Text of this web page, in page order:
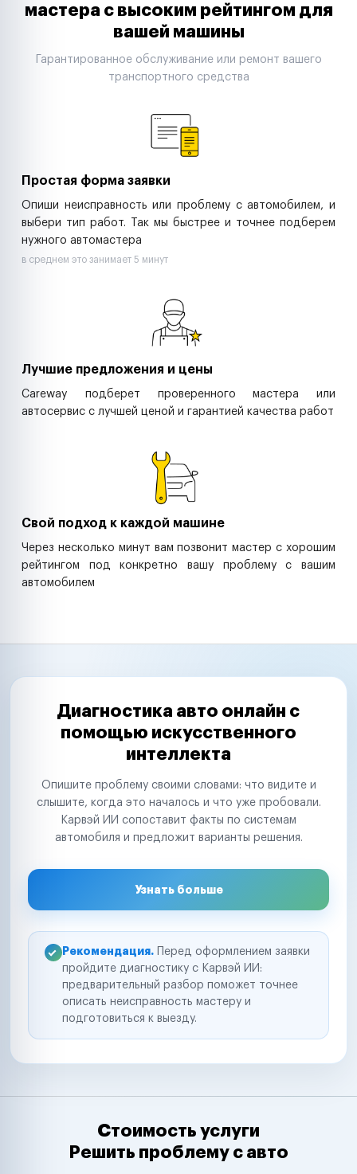
Автодилеры
Строительные компании
Аренда спецтехники
мастера с высоким рейтингом для
вашей машины
Гарантированное обслуживание или ремонт вашего
транспортного средства
Простая форма заявки
Опиши неисправность или проблему с автомобилем, и
выбери тип работ. Так мы быстрее и точнее подберем
нужного автомастера
в среднем это занимает 5 минут
Лучшие предложения и цены
Careway подберет проверенного мастера или
автосервис с лучшей ценой и гарантией качества работ
Свой подход к каждой машине
Через несколько минут вам позвонит мастер с хорошим
рейтингом под конкретно вашу проблему с вашим
автомобилем
Диагностика авто онлайн с
помощью искусственного
интеллекта
Опишите проблему своими словами: что видите и
слышите, когда это началось и что уже пробовали.
Карвэй ИИ сопоставит факты по системам
автомобиля и предложит варианты решения.
Узнать больше
Рекомендация. Перед оформлением заявки
пройдите диагностику с Карвэй ИИ:
предварительный разбор поможет точнее
описать неисправность мастеру и
подготовиться к выезду.
Стоимость услуги
Решить проблему с авто